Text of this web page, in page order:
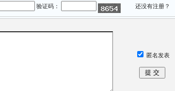
验证码： 还没有注册？
匿名发表